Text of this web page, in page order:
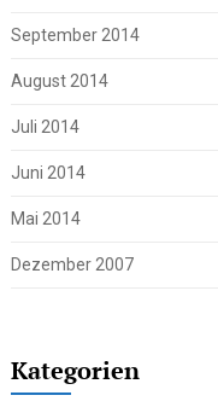
September 2014
August 2014
Juli 2014
Juni 2014
Mai 2014
Dezember 2007
Kategorien